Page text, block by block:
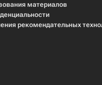
материалов
рекомендательных